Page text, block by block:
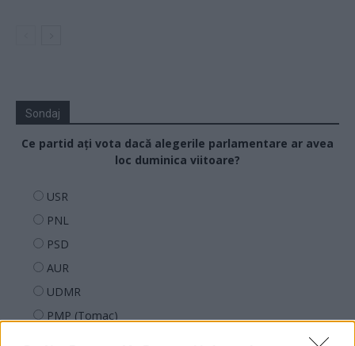
Sondaj
Ce partid ați vota dacă alegerile parlamentare ar avea
loc duminica viitoare?
USR
PNL
PSD
AUR
UDMR
PMP (Tomac)